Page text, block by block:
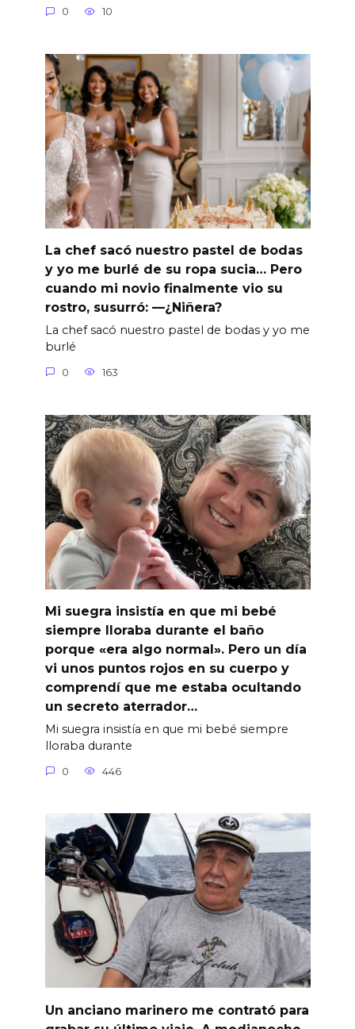
0 10
La chef sacó nuestro pastel de bodas
y yo me burlé de su ropa sucia… Pero
cuando mi novio finalmente vio su
rostro, susurró: —¿Niñera?
La chef sacó nuestro pastel de bodas y yo me
burlé
0 163
Mi suegra insistía en que mi bebé
siempre lloraba durante el baño
porque «era algo normal». Pero un día
vi unos puntos rojos en su cuerpo y
comprendí que me estaba ocultando
un secreto aterrador…
Mi suegra insistía en que mi bebé siempre
lloraba durante
0 446
Un anciano marinero me contrató para